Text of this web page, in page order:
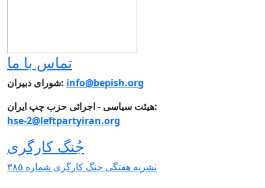
تماس با ما
شورای دبیران: info@bepish.org
هیئت سیاسی - اجرائی حزب چپ ایران:
hse-2@leftpartyiran.org
جُنگ کارگری
نشریە هفتگی جنگ کارگری شمارە ٣٨٥